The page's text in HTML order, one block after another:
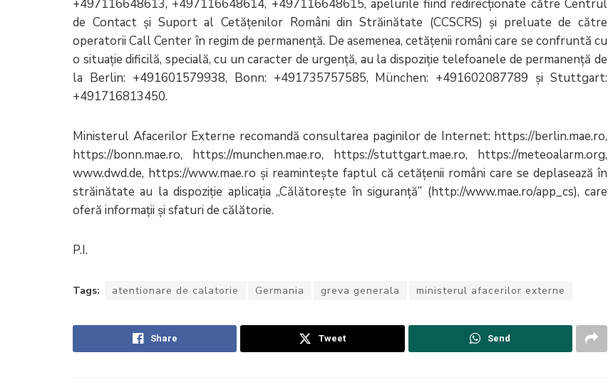
+497116648613, +497116648614, +497116648615, apelurile fiind redirecționate către Centrul
de Contact și Suport al Cetățenilor Români din Străinătate (CCSCRS) și preluate de către
operatorii Call Center în regim de permanență. De asemenea, cetăţenii români care se confruntă cu
o situaţie dificilă, specială, cu un caracter de urgenţă, au la dispoziţie telefoanele de permanență de
la Berlin: +491601579938, Bonn: +491735757585, München: +491602087789 și Stuttgart:
+491716813450.
Ministerul Afacerilor Externe recomandă consultarea paginilor de Internet: https://berlin.mae.ro,
https://bonn.mae.ro, https://munchen.mae.ro, https://stuttgart.mae.ro, https://meteoalarm.org,
www.dwd.de, https://www.mae.ro şi reamintește faptul că cetățenii români care se deplasează în
străinătate au la dispoziție aplicația „Călătorește în siguranță” (http://www.mae.ro/app_cs), care
oferă informații și sfaturi de călătorie.
P.I.
Tags: atentionare de calatorie Germania greva generala ministerul afacerilor externe
Share Tweet Send